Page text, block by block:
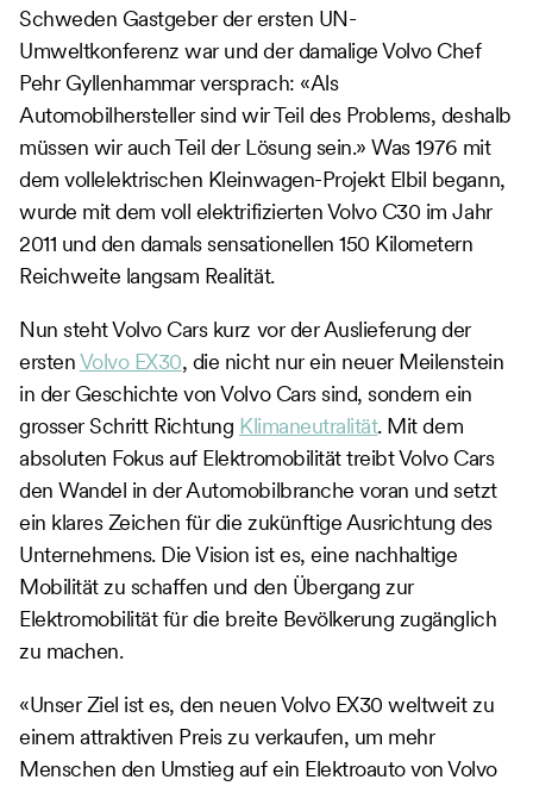
Schweden Gastgeber der ersten UN-
Umweltkonferenz war und der damalige Volvo Chef
Pehr Gyllenhammar versprach: «Als
Automobilhersteller sind wir Teil des Problems, deshalb
müssen wir auch Teil der Lösung sein.» Was 1976 mit
dem vollelektrischen Kleinwagen-Projekt Elbil begann,
wurde mit dem voll elektrifizierten Volvo C30 im Jahr
2011 und den damals sensationellen 150 Kilometern
Reichweite langsam Realität.
Nun steht Volvo Cars kurz vor der Auslieferung der
erstenVolvo EX30, die nicht nur ein neuer Meilenstein
in der Geschichte von Volvo Cars sind, sondern ein
grosser Schritt Richtung Klimaneutralität. Mit dem
absoluten Fokus auf Elektromobilität treibt Volvo Cars
den Wandel in der Automobilbranche voran und setzt
ein klares Zeichen für die zukünftige Ausrichtung des
Unternehmens. Die Vision ist es, eine nachhaltige
Mobilität zu schaffen und den Übergang zur
Elektromobilität für die breite Bevölkerung zugänglich
zu machen.
«Unser Ziel ist es, den neuen Volvo EX30 weltweit zu
einem attraktiven Preis zu verkaufen, um mehr
Menschen den Umstieg auf ein Elektroauto von Volvo